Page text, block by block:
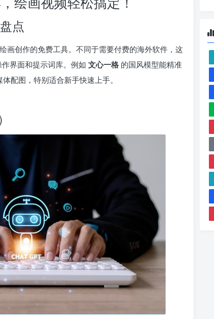
点
画创作的免费工具。不同于需要付费的海外软件，这
界面和提示词库。例如 文心一格 的国风模型能精准
配图，特别适合新手快速上手。